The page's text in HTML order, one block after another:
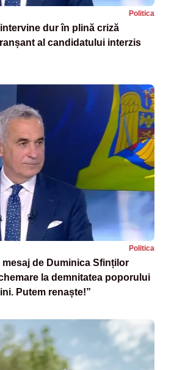
Politica
dur în plină criză
al candidatului interzis
Politica
de Duminica Sfinților
la demnitatea poporului
Putem renaște!”